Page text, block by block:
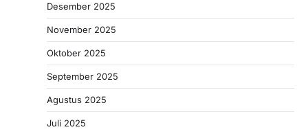
Desember 2025
November 2025
Oktober 2025
September 2025
Agustus 2025
Juli 2025